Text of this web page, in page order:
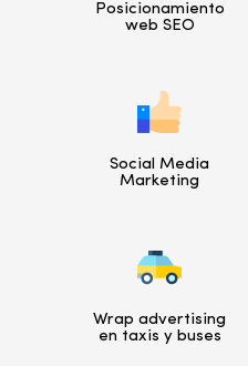
Posicionamiento
web SEO
Social Media
Marketing
Wrap advertising
en taxis y buses